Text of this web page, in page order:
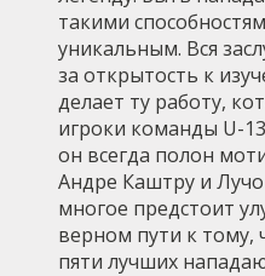
такими
уникальным. Вся
за открытость к
делает ту работу,
игроки команды U-
он всегда полон
Андре Каштру и
многое предстоит
верном пути к тому,
пяти лучших